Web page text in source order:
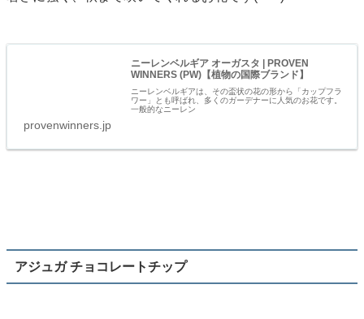
ニーレンベルギア オーガスタ | PROVEN
WINNERS (PW)【植物の国際ブランド】
ニーレンベルギアは、その盃状の花の形から「カップフラ
ワー」とも呼ばれ、多くのガーデナーに人気のお花です。
一般的なニーレン
provenwinners.jp
アジュガ チョコレートチップ